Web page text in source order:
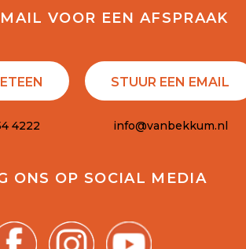
VOOR EEN AFSPRAAK
4222
STUUR EEN EMAIL
info@vanbekkum.nl
ONS OP SOCIAL MEDIA